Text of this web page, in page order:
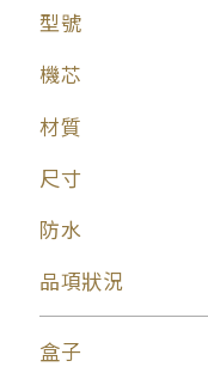
型號
機芯
材質
尺寸
防水
品項狀況
盒子